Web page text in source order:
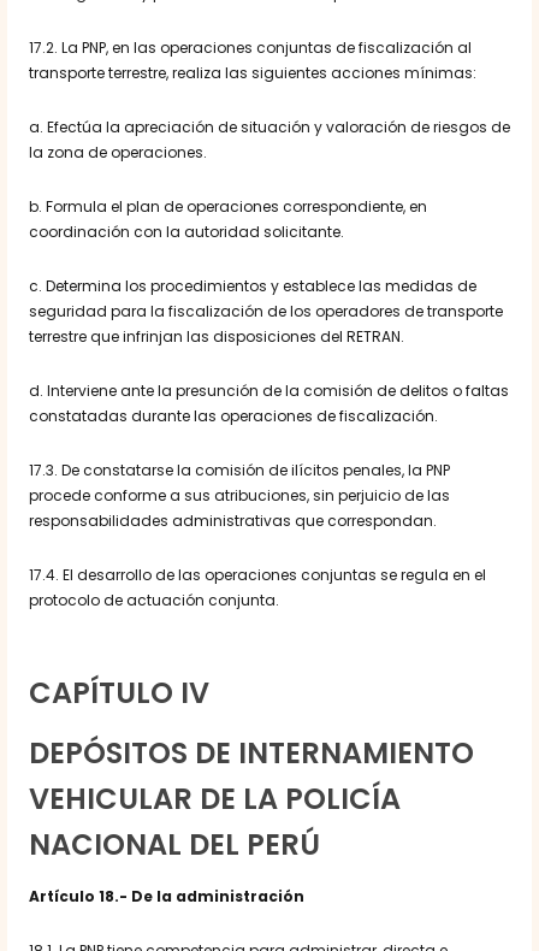
17.2. La PNP, en las operaciones conjuntas de fiscalización al
transporte terrestre, realiza las siguientes acciones mínimas:
a. Efectúa la apreciación de situación y valoración de riesgos de
la zona de operaciones.
b. Formula el plan de operaciones correspondiente, en
coordinación con la autoridad solicitante.
c. Determina los procedimientos y establece las medidas de
seguridad para la fiscalización de los operadores de transporte
terrestre que infrinjan las disposiciones del RETRAN.
d. Interviene ante la presunción de la comisión de delitos o faltas
constatadas durante las operaciones de fiscalización.
17.3. De constatarse la comisión de ilícitos penales, la PNP
procede conforme a sus atribuciones, sin perjuicio de las
responsabilidades administrativas que correspondan.
17.4. El desarrollo de las operaciones conjuntas se regula en el
protocolo de actuación conjunta.
CAPÍTULO IV
DEPÓSITOS DE INTERNAMIENTO
VEHICULAR DE LA POLICÍA
NACIONAL DEL PERÚ
Artículo 18.- De la administración